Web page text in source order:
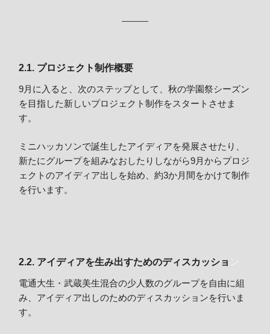
2.1. プロジェクト制作概要
9月に入ると、次のステップとして、秋の学園祭シーズン
を目指した新しいプロジェクト制作をスタートさせま
す。
ミニハッカソンで誕生したアイディアを発展させたり、
新たにグループを組みなおしたりしながら9月からプロジ
ェクトのアイディア出しを始め、約3か月間をかけて制作
を行います。
2.2. アイディアを生み出すためのディスカッショ
電通大生・武蔵美生混合の少人数のグループを自由に組
み、アイディア出しのためのディスカッションを行いま
す。